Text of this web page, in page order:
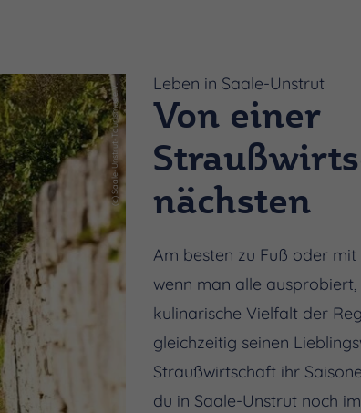
Leben in Saale-Unstrut
Von einer
nächsten
Am besten zu Fuß oder
wenn man alle
kulinarische Vielfalt der
gleichzeitig seinen
Straußwirtschaft ihr
du in Saale-Unstrut noch
(c) Saale-Unstrut-Tourismus e.V.